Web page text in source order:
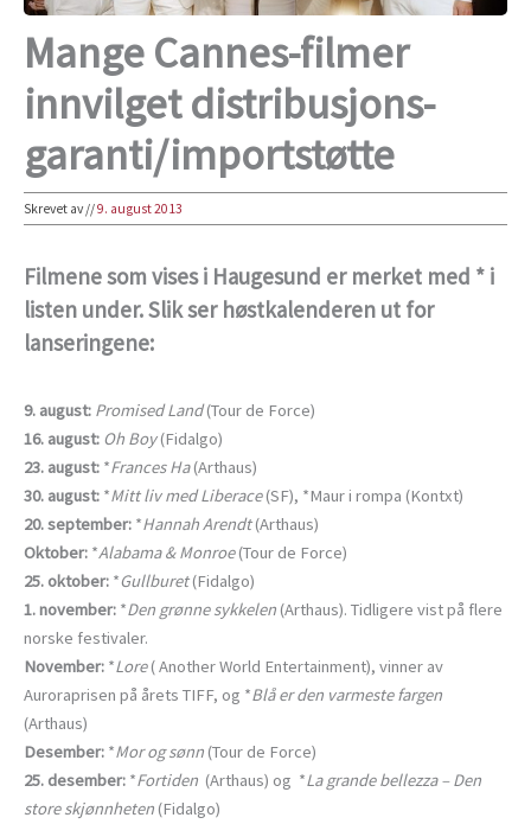
Mange Cannes-filmer
innvilget distribusjons-
garanti/importstøtte
Skrevet av//9. august 2013
Filmene som vises i Haugesund er merket med * i
listen under. Slik ser høstkalenderen ut for
lanseringene:
9. august: Promised Land(Tour de Force)
16. august: Oh Boy(Fidalgo)
23. august: *Frances Ha(Arthaus)
30. august: *Mitt liv med Liberace(SF), *Maur i rompa (Kontxt)
20. september: *Hannah Arendt(Arthaus)
Oktober: *Alabama & Monroe(Tour de Force)
25. oktober: *Gullburet(Fidalgo)
1. november: *Den grønne sykkelen (Arthaus). Tidligere vist på flere
norske festivaler.
November: *Lore( Another World Entertainment), vinner av
Auroraprisen på årets TIFF, og *Blå er den varmeste fargen
(Arthaus)
Desember: *Mor og sønn (Tour de Force)
25. desember: *Fortiden (Arthaus) og *La grande bellezza – Den
store skjønnheten (Fidalgo)